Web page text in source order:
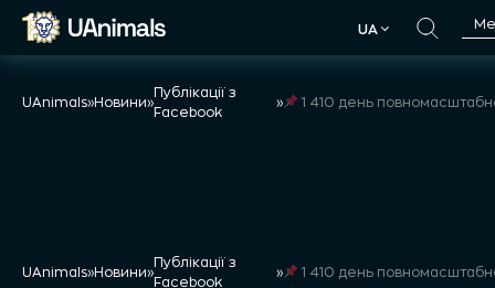
Skip
UA
UAnimals»Новини»
Публікації з
Facebook
» 1 410 день повномасштабного
UAnimals»Новини»
Публікації з
Facebook
» 1 410 день повномасштабного